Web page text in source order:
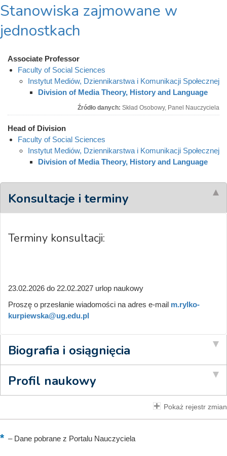
Stanowiska zajmowane w
jednostkach
Associate Professor
Faculty of Social Sciences
Instytut Mediów, Dziennikarstwa i Komunikacji Społecznej
Division of Media Theory, History and Language
Źródło danych: Skład Osobowy, Panel Nauczyciela
Head of Division
Faculty of Social Sciences
Instytut Mediów, Dziennikarstwa i Komunikacji Społecznej
Division of Media Theory, History and Language
Konsultacje i terminy
Terminy konsultacji:
23.02.2026 do 22.02.2027 urlop naukowy
Proszę o przesłanie wiadomości na adres e-mail m.rylko-
kurpiewska@ug.edu.pl
Biografia i osiągnięcia
Profil naukowy
Pokaż rejestr zmian
–Dane pobrane z Portalu Nauczyciela